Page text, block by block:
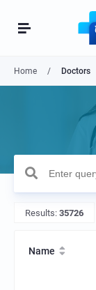
Home Doctors
Results: 35726
Name